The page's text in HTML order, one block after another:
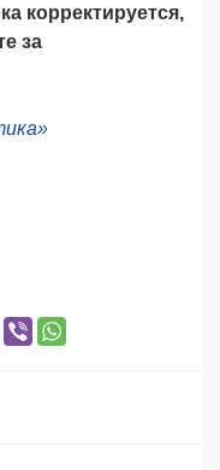
корректируется,
за